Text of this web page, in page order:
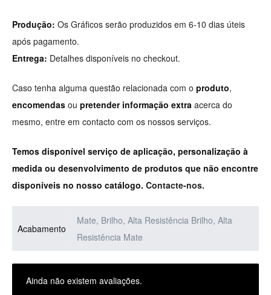
Produção: Os Gráficos serão produzidos em 6-10 dias úteis
após pagamento.
Entrega: Detalhes disponíveis no checkout.
Caso tenha alguma questão relacionada com o produto,
encomendas ou pretender informação extra acerca do
mesmo, entre em contacto com os nossos serviços.
Temos disponível serviço de aplicação, personalização à
medida ou desenvolvimento de produtos que não encontre
disponíveis no nosso catálogo. Contacte-nos.
Acabamento
Mate, Brilho, Alta Resistência Brilho, Alta
Resistência Mate
Ainda não existem avaliações.